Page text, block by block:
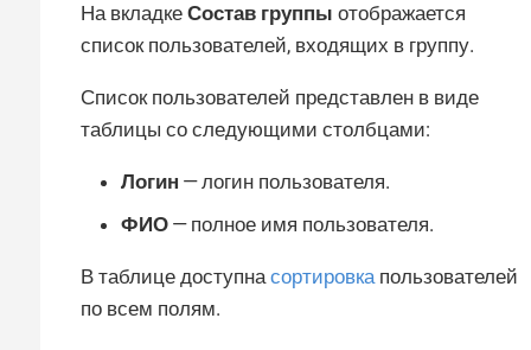
На вкладке Состав группы отображается
список пользователей, входящих в группу.
Список пользователей представлен в виде
таблицы со следующими столбцами:
Логин — логин пользователя.
ФИО — полное имя пользователя.
В таблице доступна сортировка пользователей
по всем полям.